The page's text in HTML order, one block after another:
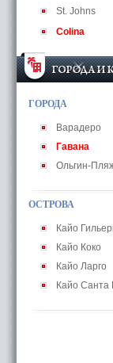
St. Johns
Colina
ГОРОДА
Варадеро
Гавана
Ольгин-
ОСТРОВА
Кайо
Кайо Коко
Кайо Ларго
Кайо Санта